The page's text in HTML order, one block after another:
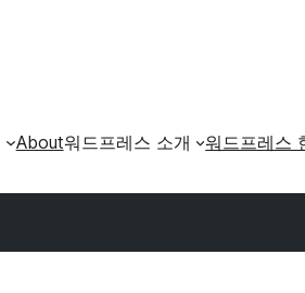
About워드프레스 소개 워드프레스